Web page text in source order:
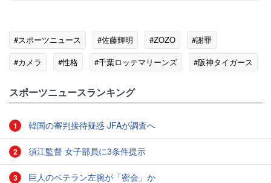
#スポーツニュース #佐藤輝明 #ZOZO
#謝罪
#カメラ
#性格 #千葉ロッテマリーンズ #阪神タイガース
スポーツニュースランキング
1 韓国の審判接待疑惑 JFAが調査へ
2 須江監督 女子部員に3条件提示
3 巨人のベテラン左腕が「密会」か